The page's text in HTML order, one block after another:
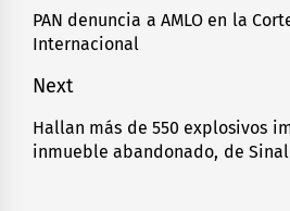
de
entradas
Previous
post:
PAN denuncia a AMLO en la
Internacional
Next
Next
post:
Hallan más de 550 explosivos
inmueble abandonado, de